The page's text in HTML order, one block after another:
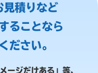
見積りなど
ることなら
ださい。
ージだけある」等、